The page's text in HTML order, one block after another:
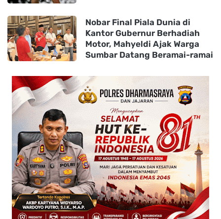
Nobar Final Piala Dunia di
Kantor Gubernur Berhadiah
Motor, Mahyeldi Ajak Warga
Sumbar Datang Beramai-ramai